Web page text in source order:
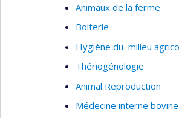
Animaux de la ferme
Boiterie
Hygiène du milieu
Thériogénologie
Animal Reproduction
Médecine interne bovine